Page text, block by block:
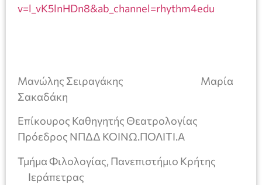
v=l_vK5lnHDn8&ab_channel=rhythm4edu
Μανώλης Σειραγάκης Μαρία
Σακαδάκη
Επίκουρος Καθηγητής Θεατρολογίας
Πρόεδρος ΝΠΔΔ ΚΟΙΝΩ.ΠΟΛΙΤΙ.Α
Τμήμα Φιλολογίας, Πανεπιστήμιο Κρήτης
Ιεράπετρας